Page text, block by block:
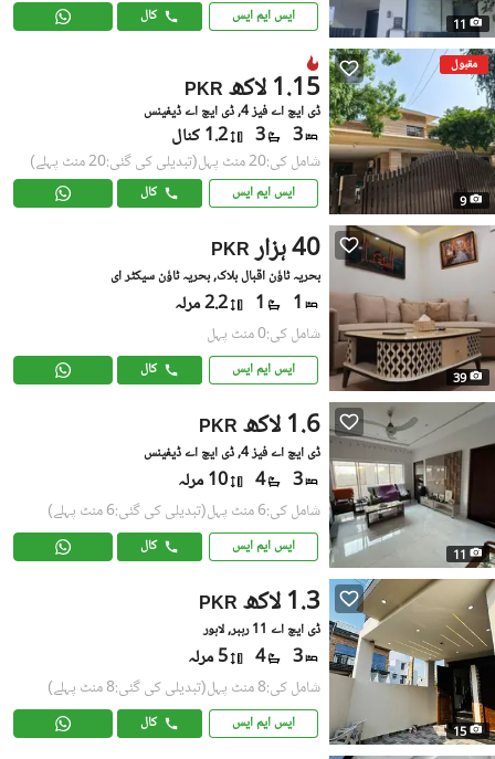
11 ایس ایم ایس کال
مقبول
9
PKR 1.15 لاکھ
ڈی ایچ اے فیز 4, ڈی ایچ اے ڈیفینس
3
3 1.2 کنال
شامل کی:20 منٹ پہل (تبدیلی کی گئی:20 منٹ پہلے)
ایس ایم ایس کال
39
PKR 40 ہزار
بحریہ ٹاؤن اقبال بلاک, بحریہ ٹاؤن سیکٹر ای
1
1 2.2 مرلہ
شامل کی:0 منٹ پہل
ایس ایم ایس کال
11
PKR 1.6 لاکھ
ڈی ایچ اے فیز 4, ڈی ایچ اے ڈیفینس
3
4 10 مرلہ
شامل کی:6 منٹ پہل (تبدیلی کی گئی:6 منٹ پہلے)
ایس ایم ایس کال
15
PKR 1.3 لاکھ
ڈی ایچ اے 11 رہبر, لاہور
3
4 5 مرلہ
شامل کی:8 منٹ پہل (تبدیلی کی گئی:8 منٹ پہلے)
ایس ایم ایس کال